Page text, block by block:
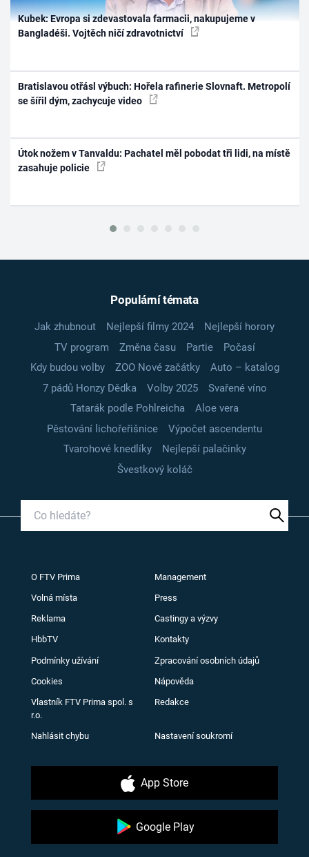
Kubek: Evropa si zdevastovala farmacii, nakupujeme v
Bangladéši. Vojtěch ničí zdravotnictví
Bratislavou otřásl výbuch: Hořela rafinerie Slovnaft. Metropolí
se šířil dým, zachycuje video
Útok nožem v Tanvaldu: Pachatel měl pobodat tři lidi, na místě
zasahuje policie
Populární témata
Jak zhubnout Nejlepší filmy 2024
Nejlepší horory
TV program
Změna času Partie
Počasí
Kdy budou volby
ZOO Nové začátky
Auto – katalog
7 pádů Honzy Dědka
Volby 2025
Svařené víno
Tatarák podle Pohlreicha
Aloe vera
Pěstování lichořeřišnice
Výpočet ascendentu
Tvarohové knedlíky
Nejlepší palačinky
Švestkový koláč
O FTV Prima Management
Volná místa Press
Reklama Castingy a výzvy
HbbTV Kontakty
Podmínky užívání Zpracování osobních údajů
Cookies Nápověda
Vlastník FTV Prima spol. s
r.o.
Redakce
Nahlásit chybu Nastavení soukromí
App Store
Google Play